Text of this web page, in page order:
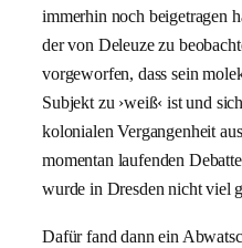
immerhin noch beigetragen
der von Deleuze zu
vorgeworfen, dass sein
Subjekt zu ›weiß‹ ist und
kolonialen Vergangenheit
momentan laufenden
wurde in Dresden nicht viel
Dafür fand dann ein